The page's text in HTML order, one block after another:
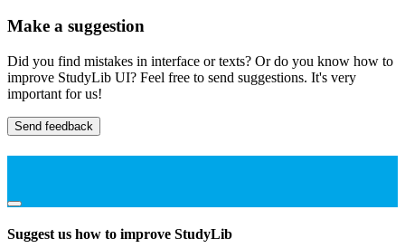
Make a suggestion
Did you find mistakes in interface or texts? Or do you know how to
improve StudyLib UI? Feel free to send suggestions. It's very
important for us!
Send feedback
Suggest us how to improve StudyLib